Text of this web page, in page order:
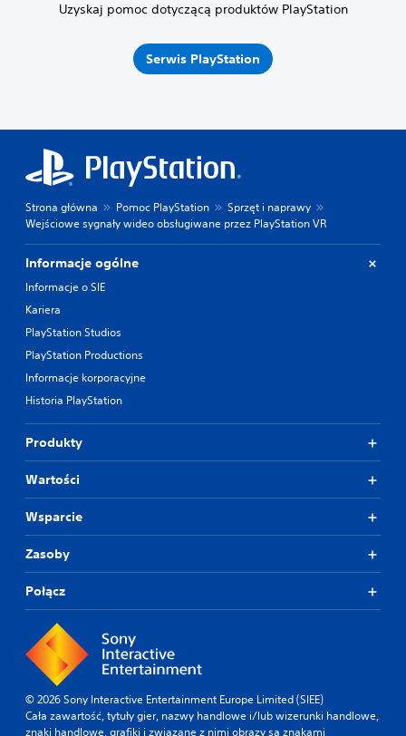
Uzyskaj pomoc dotyczącą produktów PlayStation
Serwis PlayStation
Strona główna Pomoc PlayStation
Sprzęt i naprawy
Wejściowe sygnały wideo obsługiwane przez PlayStation VR
Informacje ogólne
Informacje o SIE
Kariera
PlayStation Studios
PlayStation Productions
Informacje korporacyjne
Historia PlayStation
Produkty
Wartości
Wsparcie
Zasoby
Połącz
© 2026 Sony Interactive Entertainment Europe Limited (SIEE)
Cała zawartość, tytuły gier, nazwy handlowe i/lub wizerunki handlowe,
znaki handlowe, grafiki i związane z nimi obrazy są znakami